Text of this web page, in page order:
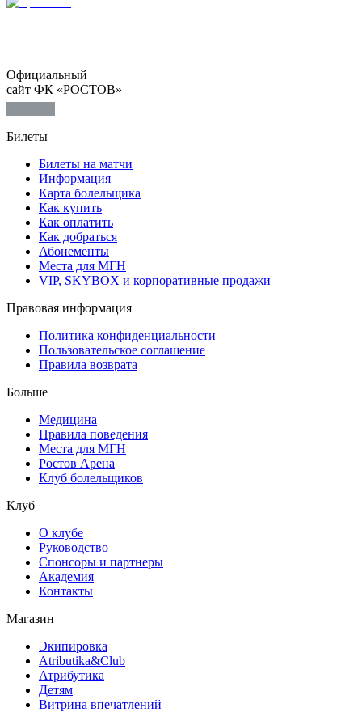
Официальный
сайт ФК «РОСТОВ»
Билеты
Билеты на матчи
Информация
Карта болельщика
Как купить
Как оплатить
Как добраться
Абонементы
Места для МГН
VIP, SKYBOX и корпоративные продажи
Правовая информация
Политика конфиденциальности
Пользовательское соглашение
Правила возврата
Больше
Медицина
Правила поведения
Места для МГН
Ростов Арена
Клуб болельщиков
Клуб
О клубе
Руководство
Спонсоры и партнеры
Академия
Контакты
Магазин
Экипировка
Atributika&Club
Атрибутика
Детям
Витрина впечатлений